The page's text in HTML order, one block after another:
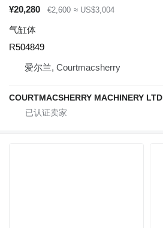
¥20,280 €2,600 ≈ US$3,004
气缸体
R504849
爱尔兰, Courtmacsherry
COURTMACSHERRY MACHINERY LTD